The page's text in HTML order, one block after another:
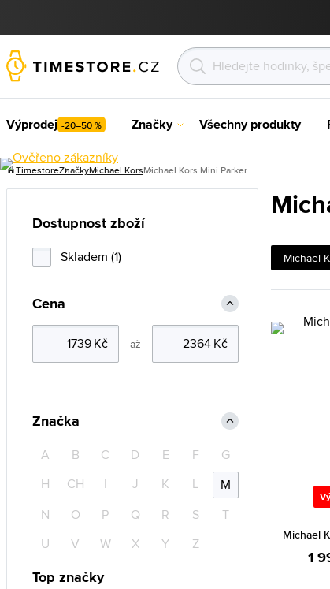
Výprodej -20–50 % Značky Všechny produkty
TimestoreZnačkyMichael KorsMichael Kors Mini Parker
Michael
Michael
1
Dostupnost zboží
Skladem (1)
Cena
až
Značka
A B C D E F
G
H
CH I J K L
M
N
O P Q R S
T
U
V W X Y Z
Top značky